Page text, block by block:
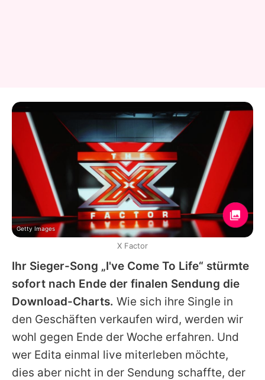
Ihr Sieger-Song „I've Come To Life“ stürmte
sofort nach Ende der finalen Sendung die
Download-Charts. Wie sich ihre Single in
den Geschäften verkaufen wird, werden wir
wohl gegen Ende der Woche erfahren. Und
wer Edita einmal live miterleben möchte,
dies aber nicht in der Sendung schaffte, der
Getty Images
X Factor